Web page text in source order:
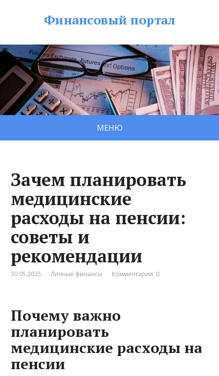
Финансовый портал
МЕНЮ
Зачем планировать
медицинские
расходы на пенсии:
советы и
рекомендации
30.05.2025 Личные финансы Комментарии: 0
Почему важно
планировать
медицинские расходы на
пенсии